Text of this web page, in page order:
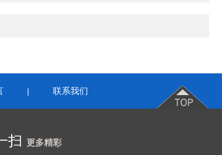
| 联系我们
扫 更多精彩